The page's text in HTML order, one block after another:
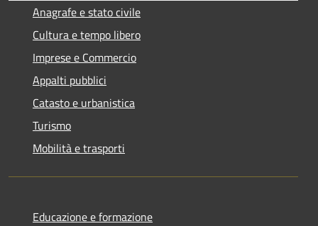
Anagrafe e stato civile
Cultura e tempo libero
Imprese e Commercio
Appalti pubblici
Catasto e urbanistica
Turismo
Mobilità e trasporti
Educazione e formazione